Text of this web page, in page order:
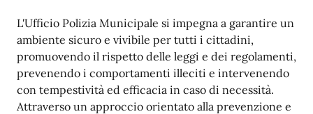
L'Ufficio Polizia Municipale si impegna a garantire un
ambiente sicuro e vivibile per tutti i cittadini,
promuovendo il rispetto delle leggi e dei regolamenti,
prevenendo i comportamenti illeciti e intervenendo
con tempestività ed efficacia in caso di necessità.
Attraverso un approccio orientato alla prevenzione e